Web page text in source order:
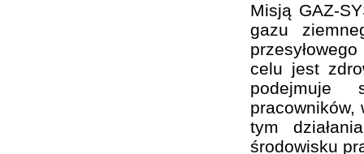
Misją GAZ-
gazu
celu jest
podejmuje
pracowników,
tym
środowisku